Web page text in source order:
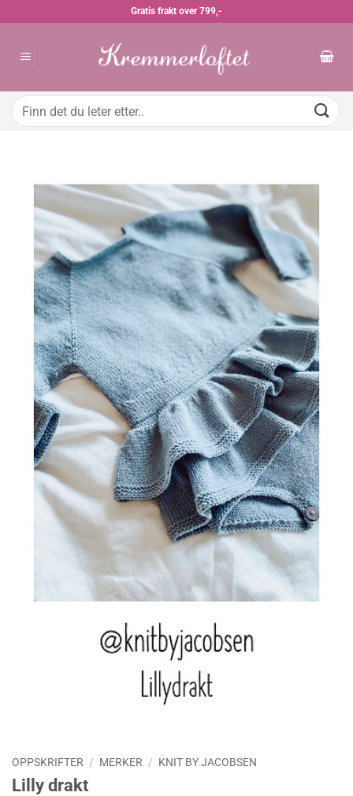
Gratis frakt over 799,-
Søk
OPPSKRIFTER / MERKER / KNIT BY JACOBSEN
Lilly drakt